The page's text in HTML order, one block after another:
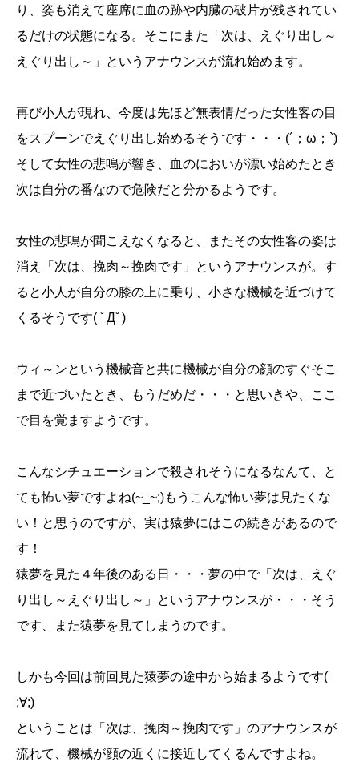
り、姿も消えて座席に血の跡や内臓の破片が残されてい
るだけの状態になる。そこにまた「次は、えぐり出し～
えぐり出し～」というアナウンスが流れ始めます。
再び小人が現れ、今度は先ほど無表情だった女性客の目
をスプーンでえぐり出し始めるそうです・・・(´；ω；`)
そして女性の悲鳴が響き、血のにおいが漂い始めたとき
次は自分の番なので危険だと分かるようです。
女性の悲鳴が聞こえなくなると、またその女性客の姿は
消え「次は、挽肉～挽肉です」というアナウンスが。す
ると小人が自分の膝の上に乗り、小さな機械を近づけて
くるそうです( ﾟДﾟ)
ウィ～ンという機械音と共に機械が自分の顔のすぐそこ
まで近づいたとき、もうだめだ・・・と思いきや、ここ
で目を覚ますようです。
こんなシチュエーションで殺されそうになるなんて、と
ても怖い夢ですよね(~_~;)もうこんな怖い夢は見たくな
い！と思うのですが、実は猿夢にはこの続きがあるので
す！
猿夢を見た４年後のある日・・・夢の中で「次は、えぐ
り出し～えぐり出し～」というアナウンスが・・・そう
です、また猿夢を見てしまうのです。
しかも今回は前回見た猿夢の途中から始まるようです(
;∀;)
ということは「次は、挽肉～挽肉です」のアナウンスが
流れて、機械が顔の近くに接近してくるんですよね。